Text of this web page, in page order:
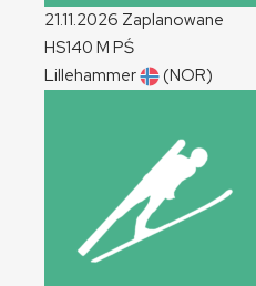
21.11.2026 Zaplanowane
HS140 M PŚ
Lillehammer
(NOR)